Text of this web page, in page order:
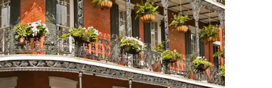
as seta para cima e para baixo do teclado ou tocando e deslizando o dedo na tela.